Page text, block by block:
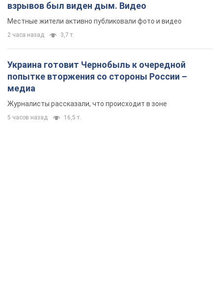
взрывов был виден дым. Видео
Местные жители активно публиковали фото и видео
2 часа назад 3,7 т.
Украина готовит Чернобыль к очередной
попытке вторжения со стороны России –
медиа
Журналисты рассказали, что происходит в зоне
5 часов назад 16,5 т.